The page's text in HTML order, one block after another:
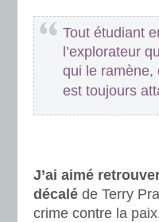
Tout étudiant
l’explorateur
qui le ramène,
est toujours
J’ai aimé
décalé de Terry
crime contre la